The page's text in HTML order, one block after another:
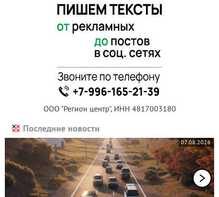
ООО "Регион центр", ИНН 4817003180
Последние новости
07.08.2026